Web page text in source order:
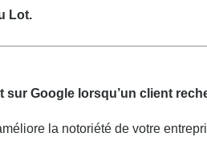
Lot.
sur Google lorsqu’un client
la notoriété de votre